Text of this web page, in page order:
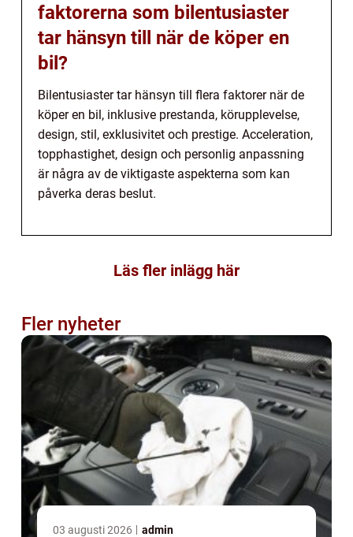
faktorerna som bilentusiaster
tar hänsyn till när de köper en
bil?
Bilentusiaster tar hänsyn till flera faktorer när de
köper en bil, inklusive prestanda, körupplevelse,
design, stil, exklusivitet och prestige. Acceleration,
topphastighet, design och personlig anpassning
är några av de viktigaste aspekterna som kan
påverka deras beslut.
Läs fler inlägg här
Fler nyheter
03 augusti 2026 admin